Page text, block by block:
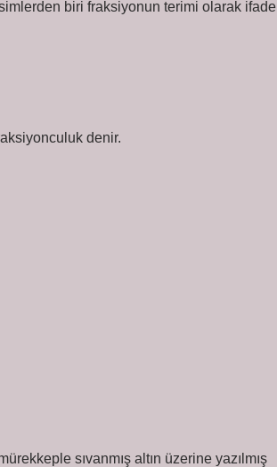
biri fraksiyonun terimi olarak ifade
denir.
sıvanmış altın üzerine yazılmış